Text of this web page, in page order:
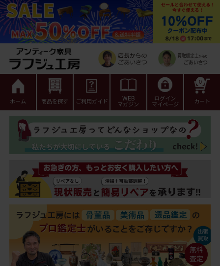
ホーム 商品を探す ご利用ガイド WEB
マガジン
ログイン
マイページ カート
0